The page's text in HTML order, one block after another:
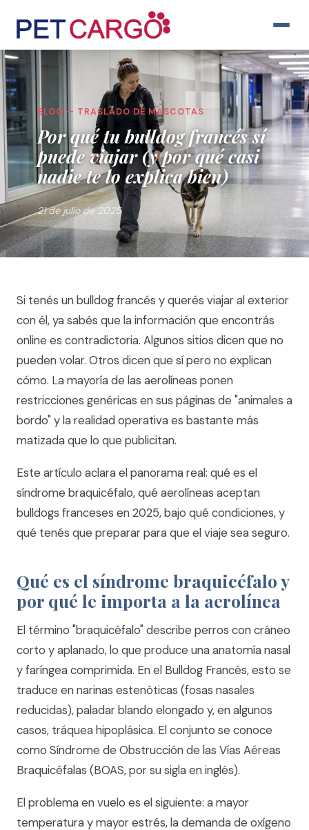
BLOG — TRASLADO DE MASCOTAS
Por qué tu bulldog francés sí
puede viajar (y por qué casi
nadie te lo explica bien)
21 de julio de 2025
Si tenés un bulldog francés y querés viajar al exterior
con él, ya sabés que la información que encontrás
online es contradictoria. Algunos sitios dicen que no
pueden volar. Otros dicen que sí pero no explican
cómo. La mayoría de las aerolíneas ponen
restricciones genéricas en sus páginas de "animales a
bordo" y la realidad operativa es bastante más
matizada que lo que publicitan.
Este artículo aclara el panorama real: qué es el
síndrome braquicéfalo, qué aerolíneas aceptan
bulldogs franceses en 2025, bajo qué condiciones, y
qué tenés que preparar para que el viaje sea seguro.
Qué es el síndrome braquicéfalo y
por qué le importa a la aerolínea
El término "braquicéfalo" describe perros con cráneo
corto y aplanado, lo que produce una anatomía nasal
y faríngea comprimida. En el Bulldog Francés, esto se
traduce en narinas estenóticas (fosas nasales
reducidas), paladar blando elongado y, en algunos
casos, tráquea hipoplásica. El conjunto se conoce
como Síndrome de Obstrucción de las Vías Aéreas
Braquicéfalas (BOAS, por su sigla en inglés).
El problema en vuelo es el siguiente: a mayor
temperatura y mayor estrés, la demanda de oxígeno